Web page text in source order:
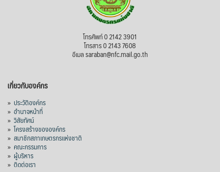
สภาเกษตรกรแห่งชาติ
กรมการค้าต่างประเทศ กระทรวงพาณิชย์ เปิด
ไทยในช่วง 6 เดือนของปี 2569 (ม.ค.-มิ.ย.) มี
1,205 ล้านดอลลาร์สหรัฐ (ประมาณ
38,003.15 ล้านบาท) ลดลง 27.69%
ปรับตัวลดลงตามสภาวะเศรษฐกิจและการค้า
โลก โดยตลาดส่งออกสำคัญ จีน ส่งออกได้
1.52 ล้านตัน ลด 61.71%
โทรศัพท์ 0 2142 3901
โทรสาร 0 2143 7608
อีเมล saraban@nfc.mail.go.th
เกี่ยวกับองค์กร
» ประวัติองค์กร
» อำนาจหน้าที่
» วิสัยทัศน์
» โครงสร้างขององค์กร
» สมาชิกสภาเกษตรกรแห่งชาติ
» คณะกรรมการ
» ผู้บริหาร
» ติดต่อเรา